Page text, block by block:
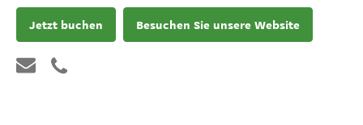
Jetzt buchen Besuchen Sie unsere Website